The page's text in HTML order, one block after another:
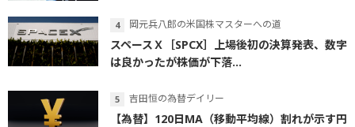
岡元兵八郎の米国株マスターへの道
スペースＸ［SPCX］上場後初の決算発表、数字
は良かったが株価が下落...
吉田恒の為替デイリー
【為替】120日MA（移動平均線）割れが示す円